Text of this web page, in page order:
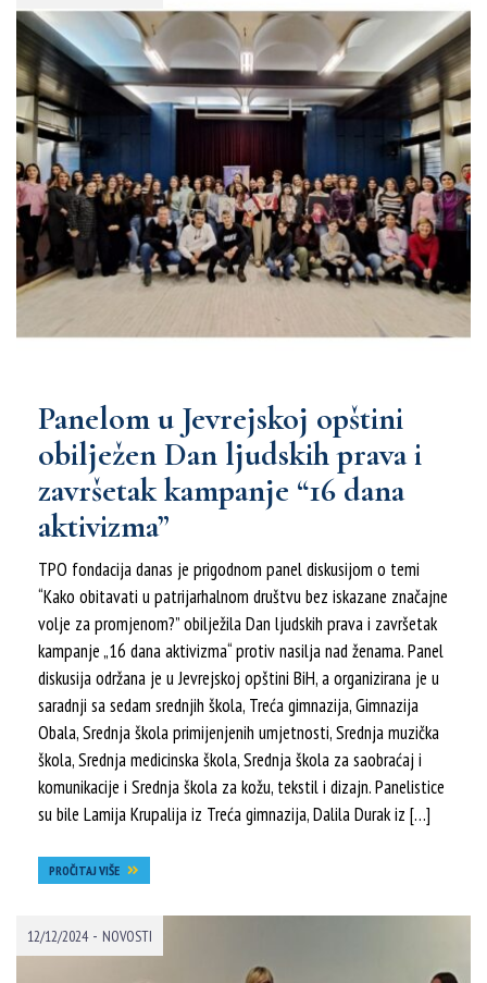
Panelom u Jevrejskoj opštini
obilježen Dan ljudskih prava i
završetak kampanje “16 dana
aktivizma”
TPO fondacija danas je prigodnom panel diskusijom o temi
“Kako obitavati u patrijarhalnom društvu bez iskazane značajne
volje za promjenom?” obilježila Dan ljudskih prava i završetak
kampanje „16 dana aktivizma“ protiv nasilja nad ženama. Panel
diskusija održana je u Jevrejskoj opštini BiH, a organizirana je u
saradnji sa sedam srednjih škola, Treća gimnazija, Gimnazija
Obala, Srednja škola primijenjenih umjetnosti, Srednja muzička
škola, Srednja medicinska škola, Srednja škola za saobraćaj i
komunikacije i Srednja škola za kožu, tekstil i dizajn. Panelistice
su bile Lamija Krupalija iz Treća gimnazija, Dalila Durak iz […]
PROČITAJ VIŠE
12/12/2024 - NOVOSTI